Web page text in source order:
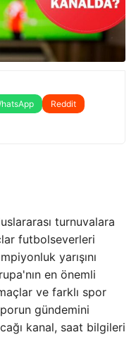
Reddit
turnuvalara
futbolseverleri
yarışını
en önemli
ve farklı spor
gündemini
kanal, saat bilgileri